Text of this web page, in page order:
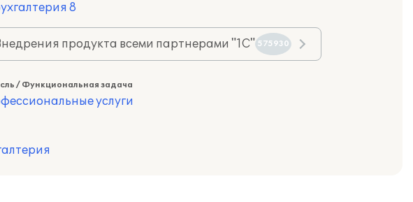
8
продукта всеми партнерами "1С" 575930
/ Функциональная задача
услуги